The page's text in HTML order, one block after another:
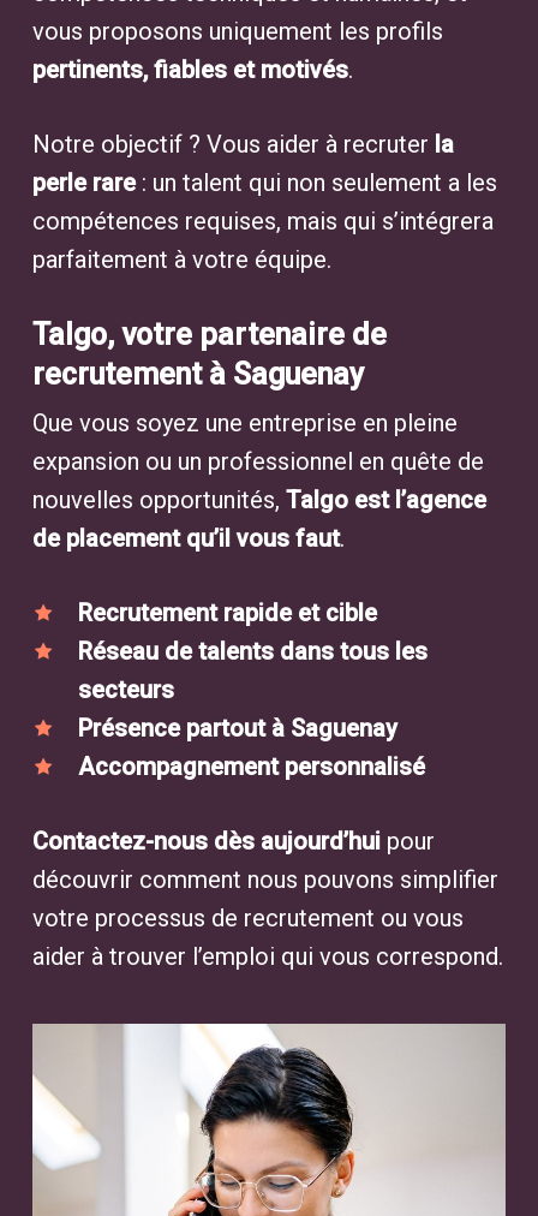
vous proposons uniquement les profils
pertinents, fiables et motivés.
Notre objectif ? Vous aider à recruter la
perle rare: un talent qui non seulement a les
compétences requises, mais qui s’intégrera
parfaitement à votre équipe.
Talgo, votre partenaire de
recrutement à Saguenay
Que vous soyez une entreprise en pleine
expansion ou un professionnel en quête de
nouvelles opportunités, Talgo est l’agence
de placement qu’il vous faut.
Recrutement rapide et cible
Réseau de talents dans tous les
secteurs
Présence partout à Saguenay
Accompagnement personnalisé
Contactez-nous dès aujourd’huipour
découvrir comment nous pouvons simplifier
votre processus de recrutement ou vous
aider à trouver l’emploi qui vous correspond.